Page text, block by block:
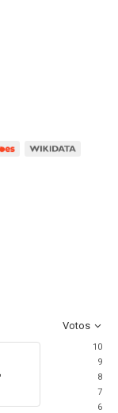
Votos
10
9
8
7
6